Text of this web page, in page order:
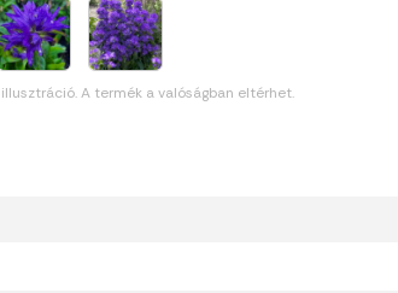
A termék a valóságban eltérhet.